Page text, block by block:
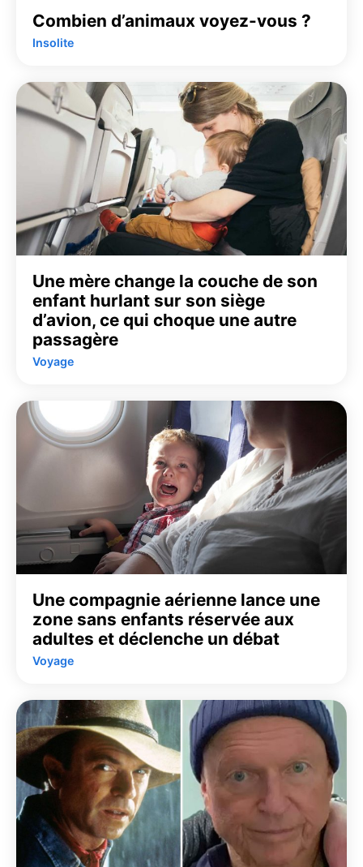
Combien d’animaux voyez-vous ?
Insolite
Une mère change la couche de son
enfant hurlant sur son siège
d’avion, ce qui choque une autre
passagère
Voyage
Une compagnie aérienne lance une
zone sans enfants réservée aux
adultes et déclenche un débat
Voyage